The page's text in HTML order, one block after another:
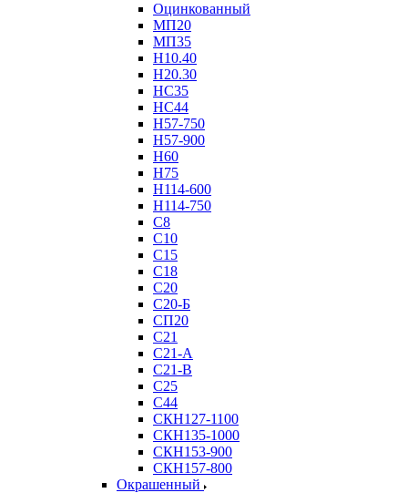
Оцинкованный
МП20
МП35
Н10.40
Н20.30
НС35
НС44
Н57-750
Н57-900
Н60
Н75
Н114-600
Н114-750
С8
С10
С15
С18
С20
С20-Б
СП20
С21
С21-А
С21-В
С25
С44
СКН127-1100
СКН135-1000
СКН153-900
СКН157-800
Окрашенный